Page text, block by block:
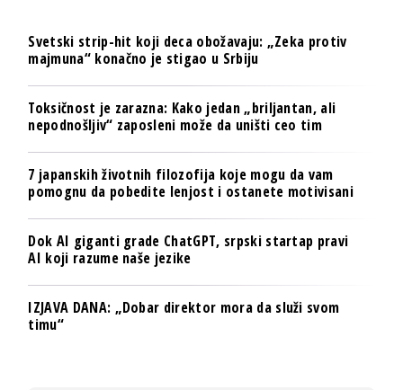
Svetski strip-hit koji deca obožavaju: „Zeka protiv
majmuna“ konačno je stigao u Srbiju
Toksičnost je zarazna: Kako jedan „briljantan, ali
nepodnošljiv“ zaposleni može da uništi ceo tim
7 japanskih životnih filozofija koje mogu da vam
pomognu da pobedite lenjost i ostanete motivisani
Dok AI giganti grade ChatGPT, srpski startap pravi
AI koji razume naše jezike
IZJAVA DANA: „Dobar direktor mora da služi svom
timu“